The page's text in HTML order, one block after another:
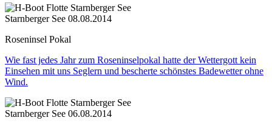
Starnberger See 08.08.2014
Roseninsel Pokal
Wie fast jedes Jahr zum Roseninselpokal hatte der Wettergott kein
Einsehen mit uns Seglern und bescherte schönstes Badewetter ohne
Wind.
Starnberger See 06.08.2014